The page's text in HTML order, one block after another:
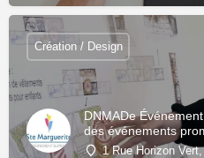
DNMADe
des événements
1 Rue Horizon
Création / Design